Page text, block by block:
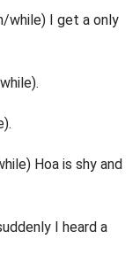
while) I get a only
Hoa is shy and
I heard a